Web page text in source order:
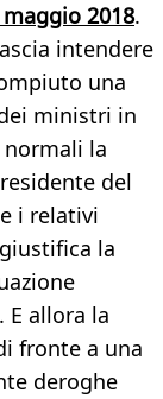
2018.
intendere
una
ministri in
la
del
i relativi
la
E allora la
fronte a una
deroghe